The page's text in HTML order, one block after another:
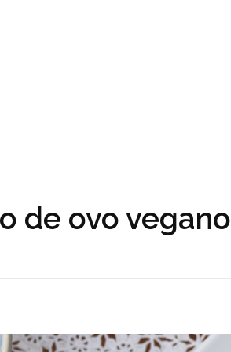
de ovo vegano